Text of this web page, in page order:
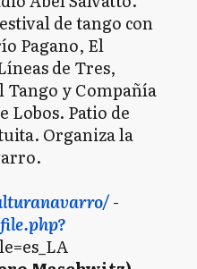
de tango con
Pagano, El
de Tres,
Tango y Compañía
Lobos. Patio de
Organiza la
-